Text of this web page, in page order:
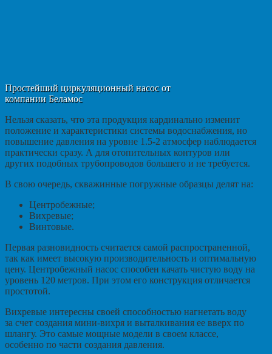
Простейший циркуляционный насос от
компании Беламос
Нельзя сказать, что эта продукция кардинально изменит
положение и характеристики системы водоснабжения, но
повышение давления на уровне 1.5-2 атмосфер наблюдается
практически сразу. А для отопительных контуров или
других подобных трубопроводов большего и не требуется.
В свою очередь, скважинные погружные образцы делят на:
Центробежные;
Вихревые;
Винтовые.
Первая разновидность считается самой распространенной,
так как имеет высокую производительность и оптимальную
цену. Центробежный насос способен качать чистую воду на
уровень 120 метров. При этом его конструкция отличается
простотой.
Вихревые интересны своей способностью нагнетать воду
за счет создания мини-вихря и выталкивания ее вверх по
шлангу. Это самые мощные модели в своем классе,
особенно по части создания давления.